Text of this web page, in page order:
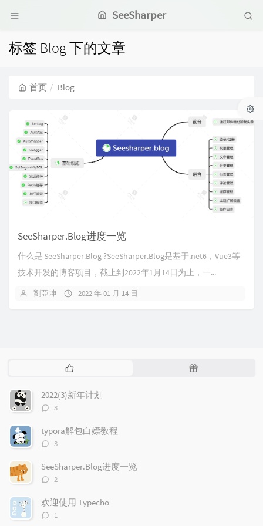
SeeSharper
标签 Blog 下的文章
首页 Blog
SeeSharper.Blog进度一览
什么是 SeeSharper.Blog ?SeeSharper.Blog是基于.net6，Vue3等
技术开发的博客项目，截止到2022年1月14日为止，一...
劉亞坤 2022 年 01 月 14 日
文
随
2022(3)新年计划
评
数：
3
typora解包白嫖教程
评
数：
3
SeeSharper.Blog进度一览
评
数：
2
欢迎使用 Typecho
评1